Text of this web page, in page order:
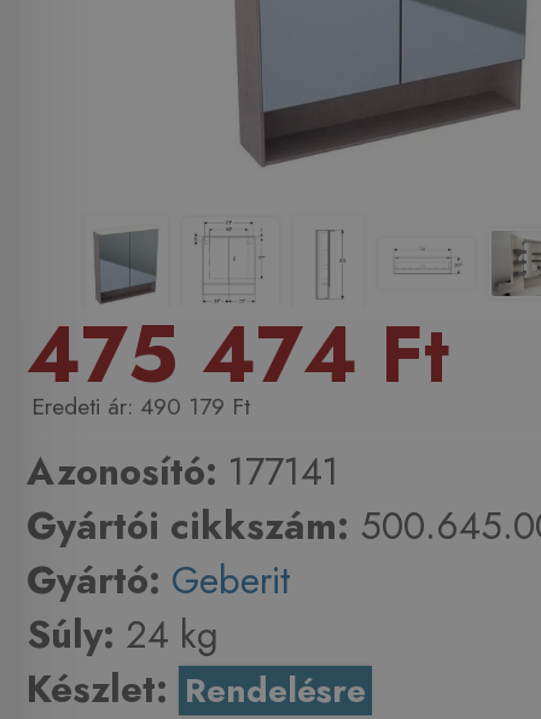
475 474 Ft
490 179 Ft
Azonosító: 177141
Gyártói cikkszám:
Gyártó: Geberit
Súly: 24 kg
Készlet: Rendelésre